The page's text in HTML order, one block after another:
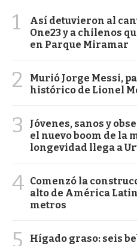
1
Así detuvieron al
One23 y a chilenos
en Parque Miramar
2
Murió Jorge Messi,
histórico de Lionel
3
Jóvenes, sanos y
el nuevo boom de la
longevidad llega a
4 Comenzó la
alto de América
metros
5
Hígado graso: seis